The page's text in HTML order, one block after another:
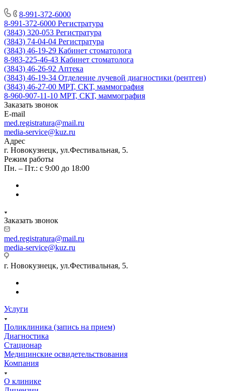
8-991-372-6000
8-991-372-6000 Регистратура
(3843) 320-053 Регистратура
(3843) 74-04-04 Регистратура
(3843) 46-19-29 Кабинет стоматолога
8-983-225-46-43 Кабинет стоматолога
(3843) 46-26-92 Аптека
(3843) 46-19-34 Отделение лучевой диагностики (рентген)
(3843) 46-27-00 МРТ, СКТ, маммография
8-960-907-11-10 МРТ, СКТ, маммография
Заказать звонок
E-mail
med.registratura@mail.ru
media-service@kuz.ru
Адрес
г. Новокузнецк, ул.Фестивальная, 5.
Режим работы
Пн. – Пт.: с 9:00 до 18:00
Заказать звонок
med.registratura@mail.ru
media-service@kuz.ru
г. Новокузнецк, ул.Фестивальная, 5.
Услуги
Поликлиника (запись на прием)
Диагностика
Стационар
Медицинские освидетельствования
Компания
О клинике